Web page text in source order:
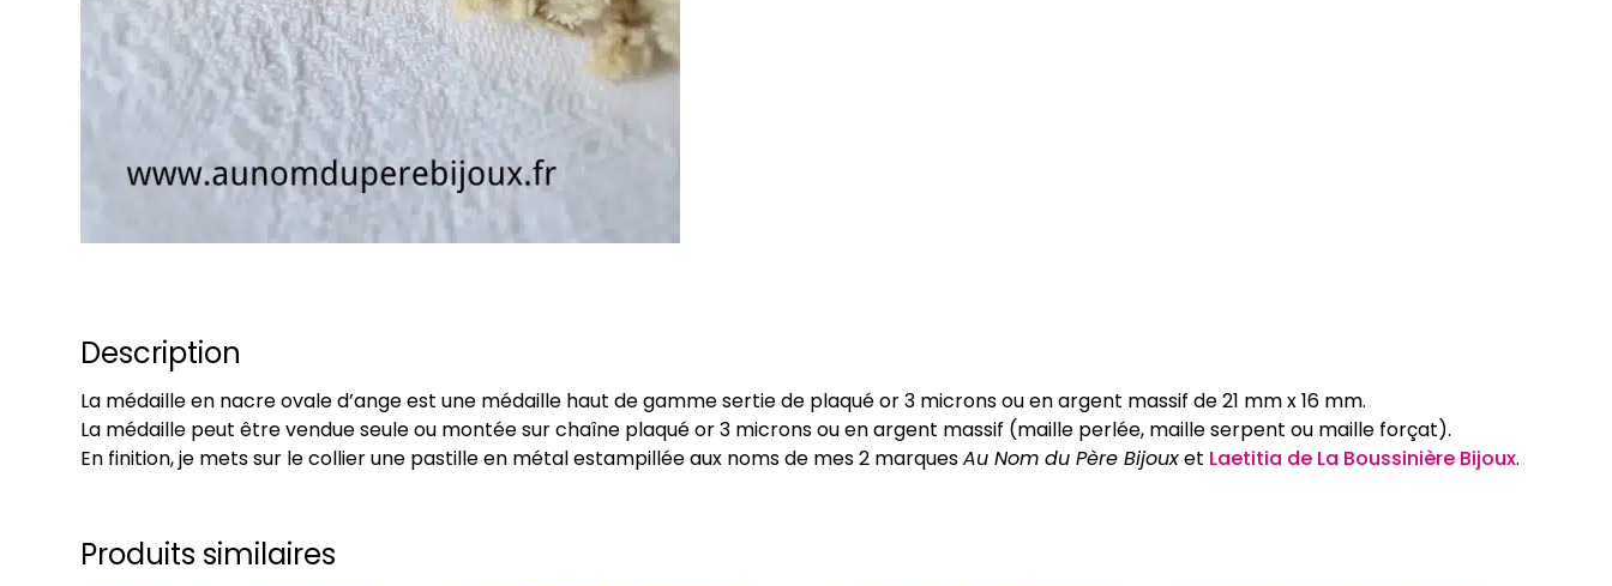
Description
La médaille en nacre ovale d’ange est une médaille haut de gamme sertie de plaqué or 3 microns ou en argent massif de 21 mm x 16 mm.
La médaille peut être vendue seule ou montée sur chaîne plaqué or 3 microns ou en argent massif (maille perlée, maille serpent ou maille forçat).
En finition, je mets sur le collier une pastille en métal estampillée aux noms de mes 2 marquesAu Nom du Père Bijouxet Laetitia de La Boussinière Bijoux.
Produits similaires